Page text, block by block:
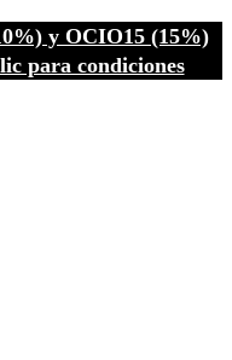
y OCIO15 (15%)
para condiciones